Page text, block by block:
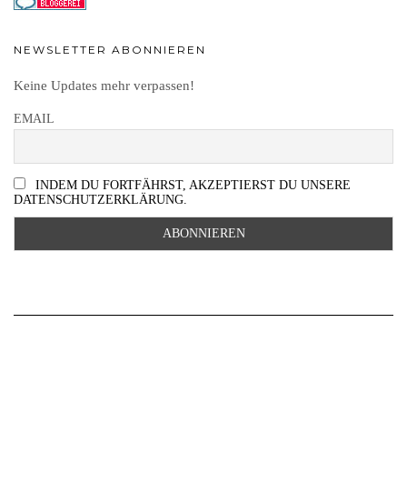
NEWSLETTER ABONNIEREN
Keine Updates mehr verpassen!
EMAIL
INDEM DU FORTFÄHRST, AKZEPTIERST DU UNSERE
DATENSCHUTZERKLÄRUNG.